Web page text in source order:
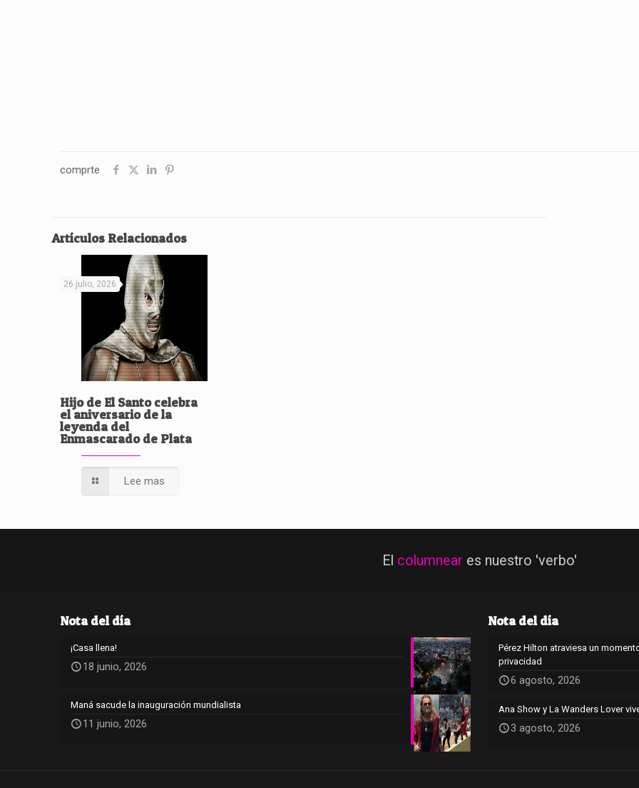
comprte
Artículos Relacionados
26 julio, 2026
Hijo de El Santo celebra
el aniversario de la
leyenda del
Enmascarado de Plata
Lee mas
El columnear es nuestro 'verbo'
Nota del día
¡Casa llena!
18 junio, 2026
Maná sacude la inauguración mundialista
11 junio, 2026
Nota del día
Pérez Hilton atraviesa un
privacidad
6 agosto, 2026
Ana Show y La Wanders Lover
3 agosto, 2026